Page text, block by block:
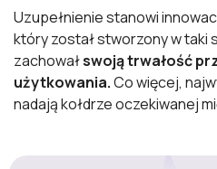
Uzupełnienie stanowi
który został stworzony w taki
zachowałswoją trwałość
użytkowania.Co więcej,
nadają kołdrze oczekiwanej